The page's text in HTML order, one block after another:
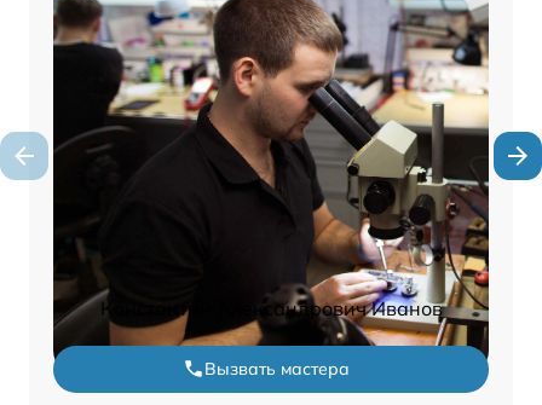
Константин Александрович Иванов
Вызвать мастера